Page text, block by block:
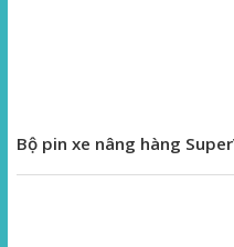
Bộ pin xe nâng hàng